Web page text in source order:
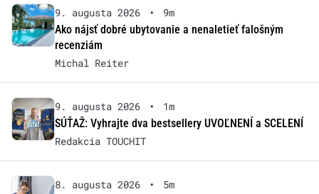
9. augusta 2026 •
9m
Ako nájsť dobré ubytovanie a nenaletieť falošným
recenziám
Michal Reiter
9. augusta 2026 •
1m
SÚŤAŽ: Vyhrajte dva bestsellery UVOĽNENÍ a SCELENÍ
Redakcia TOUCHIT
8. augusta 2026 •
5m